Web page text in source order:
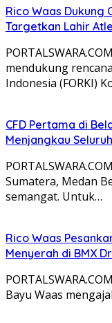
Rico Waas Dukung
Targetkan Lahir
mendukung
Indonesia (FORKI)
CFD Pertama di
Menjangkau
Sumatera, Medan
semangat. Untuk…
Rico Waas
Menyerah di BMX
Bayu Waas